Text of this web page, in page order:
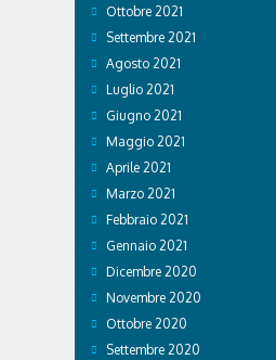
Ottobre 2021
Settembre 2021
Agosto 2021
Luglio 2021
Giugno 2021
Maggio 2021
Aprile 2021
Marzo 2021
Febbraio 2021
Gennaio 2021
Dicembre 2020
Novembre 2020
Ottobre 2020
Settembre 2020